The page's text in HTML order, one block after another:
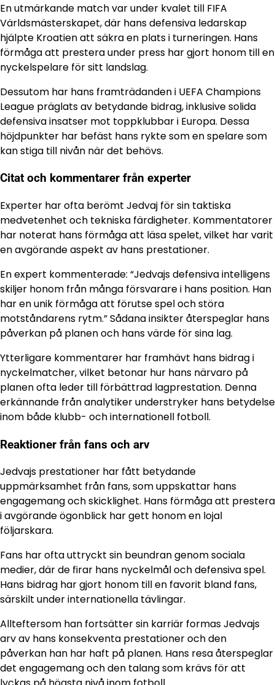
En utmärkande match var under kvalet till FIFA
Världsmästerskapet, där hans defensiva ledarskap
hjälpte Kroatien att säkra en plats i turneringen. Hans
förmåga att prestera under press har gjort honom till en
nyckelspelare för sitt landslag.
Dessutom har hans framträdanden i UEFA Champions
League präglats av betydande bidrag, inklusive solida
defensiva insatser mot toppklubbar i Europa. Dessa
höjdpunkter har befäst hans rykte som en spelare som
kan stiga till nivån när det behövs.
Citat och kommentarer från experter
Experter har ofta berömt Jedvaj för sin taktiska
medvetenhet och tekniska färdigheter. Kommentatorer
har noterat hans förmåga att läsa spelet, vilket har varit
en avgörande aspekt av hans prestationer.
En expert kommenterade: “Jedvajs defensiva intelligens
skiljer honom från många försvarare i hans position. Han
har en unik förmåga att förutse spel och störa
motståndarens rytm.” Sådana insikter återspeglar hans
påverkan på planen och hans värde för sina lag.
Ytterligare kommentarer har framhävt hans bidrag i
nyckelmatcher, vilket betonar hur hans närvaro på
planen ofta leder till förbättrad lagprestation. Denna
erkännande från analytiker understryker hans betydelse
inom både klubb- och internationell fotboll.
Reaktioner från fans och arv
Jedvajs prestationer har fått betydande
uppmärksamhet från fans, som uppskattar hans
engagemang och skicklighet. Hans förmåga att prestera
i avgörande ögonblick har gett honom en lojal
följarskara.
Fans har ofta uttryckt sin beundran genom sociala
medier, där de firar hans nyckelmål och defensiva spel.
Hans bidrag har gjort honom till en favorit bland fans,
särskilt under internationella tävlingar.
Allteftersom han fortsätter sin karriär formas Jedvajs
arv av hans konsekventa prestationer och den
påverkan han har haft på planen. Hans resa återspeglar
det engagemang och den talang som krävs för att